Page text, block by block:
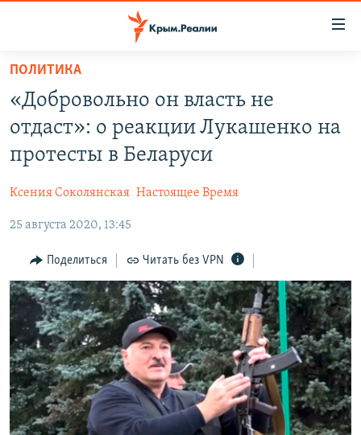
Вернуться
основному
содержанию
главной
Вернутся
поиску
НОВОСТИ
СПЕЦПРОЕКТЫ
11 ЛЕТ ОККУПАЦИИ КРЫМА. 11 ИСТОРИЙ СОПРОТИВЛЕНИЯ
ЕЩЕ
ИНТЕРАКТИВ
ИНФОГРАФИКА
ТЕЛЕПРОЕКТ КРЫМ.РЕАЛИИ
СОВЕТЫ ПРАВОЗАЩИТНИКОВ
ПРОПАВШИЕ БЕЗ ВЕСТИ
ПОБЕДИТЕЛЕЙ НЕ СУДЯТ?
КРЫМ.НЕПОКОРЕННЫЙ
РАДІО СВОБОДА
КАК ОБОЙТИ БЛОКИРОВКУ
Українською
Qırımtatar
ПРИСОЕДИНЯЙТЕСЬ!
ПОЛИТИКА
«Добровольно он власть не
отдаст»: о реакции Лукашенко на
протесты в Беларуси
Ксения Соколянская Настоящее Время
25 августа 2020, 13:45
Поделиться Читать без VPN